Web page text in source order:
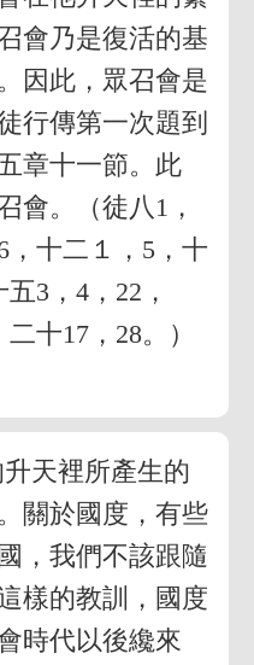
會乃是復活的基
因此，眾召會是
行傳第一次題到
章十一節。此
會。（徒八1，
，十二１，5，十
3，4，22，
十17，28。）
天裡所產生的
關於國度，有些
，我們不該跟隨
樣的教訓，國度
時代以後纔來